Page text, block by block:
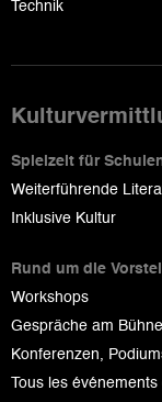
Technik
Spielzeit für
Weiterführende
Inklusive Kultur
Rund um die
Workshops
Gespräche am
Konferenzen,
Tous les événements